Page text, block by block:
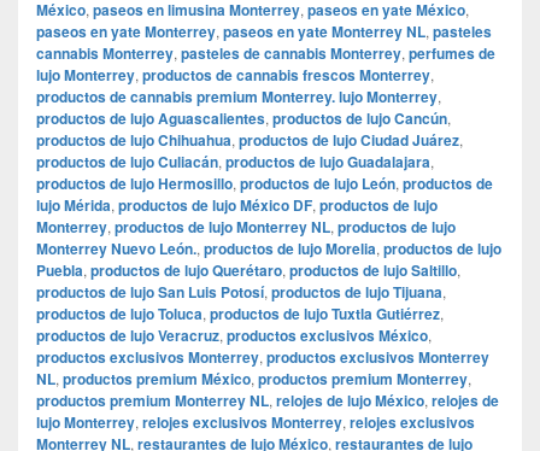
México, paseos en limusina Monterrey, paseos en yate México,
paseos en yate Monterrey, paseos en yate Monterrey NL, pasteles
cannabis Monterrey, pasteles de cannabis Monterrey, perfumes de
lujo Monterrey, productos de cannabis frescos Monterrey,
productos de cannabis premium Monterrey. lujo Monterrey,
productos de lujo Aguascalientes, productos de lujo Cancún,
productos de lujo Chihuahua, productos de lujo Ciudad Juárez,
productos de lujo Culiacán, productos de lujo Guadalajara,
productos de lujo Hermosillo, productos de lujo León, productos de
lujo Mérida, productos de lujo México DF, productos de lujo
Monterrey, productos de lujo Monterrey NL, productos de lujo
Monterrey Nuevo León., productos de lujo Morelia, productos de lujo
Puebla, productos de lujo Querétaro, productos de lujo Saltillo,
productos de lujo San Luis Potosí, productos de lujo Tijuana,
productos de lujo Toluca, productos de lujo Tuxtla Gutiérrez,
productos de lujo Veracruz, productos exclusivos México,
productos exclusivos Monterrey, productos exclusivos Monterrey
NL, productos premium México, productos premium Monterrey,
productos premium Monterrey NL, relojes de lujo México, relojes de
lujo Monterrey, relojes exclusivos Monterrey, relojes exclusivos
Monterrey NL, restaurantes de lujo México, restaurantes de lujo